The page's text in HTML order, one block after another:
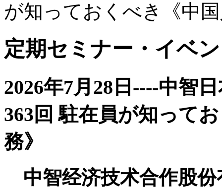
が知っておくべき《中
定期セミナー・イベ
2026年7月28日----中智
363回 駐在員が知って
務》
中智经济技术合作股